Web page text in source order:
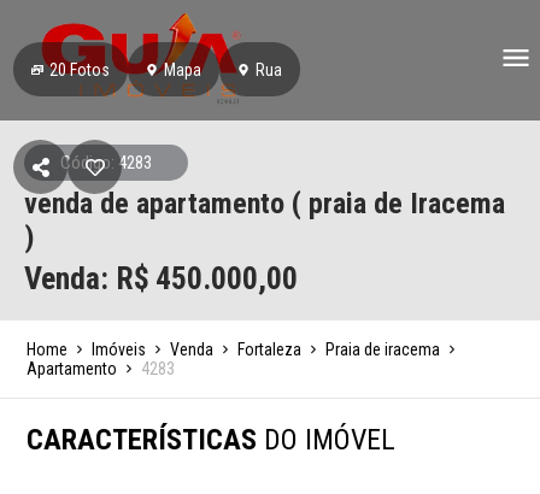
20Fotos Mapa Rua
Código: 4283
venda de apartamento ( praia de Iracema
)
Venda: R$ 450.000,00
Home Imóveis Venda Fortaleza
Praia de iracema
Apartamento
4283
CARACTERÍSTICAS DO IMÓVEL